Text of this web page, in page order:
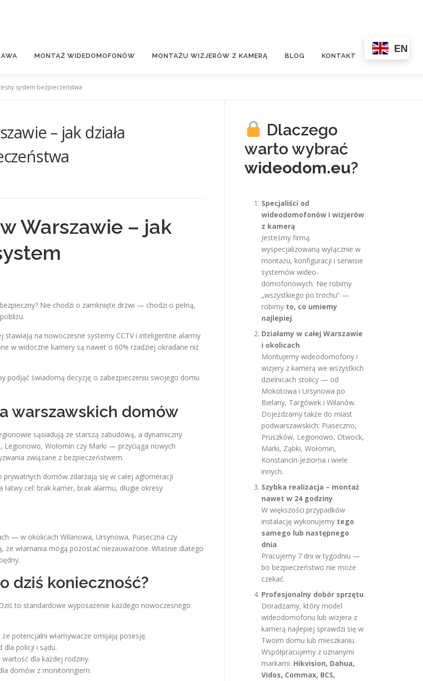
MONTAŻ WIDEDOMOFONÓW MONTAŻU WIZJERÓW Z KAMERĄ BLOG KONTAKT
EN
system bezpieczeństwa
– jak działa
Warszawie – jak
Nie chodzi o zamknięte drzwi — chodzi o pełną,
stawiają na nowoczesne systemy CCTV i inteligentne alarmy
w widoczne kamery są nawet o 60% rzadziej okradane niż
podjąć świadomą decyzję o zabezpieczeniu swojego domu
warszawskich domów
sąsiadują ze starszą zabudową, a dynamiczny
Wołomin czy Marki — przyciąga nowych
związane z bezpieczeństwem.
prywatnych domów zdarzają się w całej aglomeracji
cel: brak kamer, brak alarmu, długie okresy
— w okolicach Wilanowa, Ursynowa, Piaseczna czy
włamania mogą pozostać niezauważone. Właśnie dlatego
dziś konieczność?
to standardowe wyposażenie każdego nowoczesnego
potencjalni włamywacze omijają posesję.
dla policji i sądu.
dla każdej rodziny.
domów z monitoringiem.
Dlaczego
warto wybrać
wideodom.eu?
Specjaliści od
wideodomofonów i wizjerów
z kamerą
Jesteśmy firmą
wyspecjalizowaną wyłącznie w
montażu, konfiguracji i serwisie
systemów wideo-
domofonowych. Nie robimy
„wszystkiego po trochu” —
robimy to, co umiemy
najlepiej.
Działamy w całej Warszawie
i okolicach
Montujemy wideodomofony i
wizjery z kamerą we wszystkich
dzielnicach stolicy — od
Mokotowa i Ursynowa po
Bielany, Targówek i Wilanów.
Dojeżdżamy także do miast
podwarszawskich: Piaseczno,
Pruszków, Legionowo, Otwock,
Marki, Ząbki, Wołomin,
Konstancin-Jeziorna i wiele
innych.
Szybka realizacja – montaż
nawet w 24 godziny
W większości przypadków
instalację wykonujemy tego
samego lub następnego
dnia.
Pracujemy 7 dni w tygodniu —
bo bezpieczeństwo nie może
czekać.
Profesjonalny dobór sprzętu
Doradzamy, który model
wideodomofonu lub wizjera z
kamerą najlepiej sprawdzi się w
Twoim domu lub mieszkaniu.
Współpracujemy z uznanymi
markami: Hikvision, Dahua,
Vidos, Commax, BCS,